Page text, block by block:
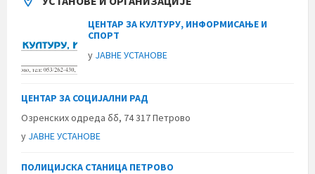
ЦЕНТАР ЗА КУЛТУРУ, ИНФОРМИСАЊЕ И
СПОРТ
у ЈАВНЕ УСТАНОВЕ
ЦЕНТАР ЗА СОЦИЈАЛНИ РАД
Озренских одреда бб, 74 317 Петрово
у ЈАВНЕ УСТАНОВЕ
ПОЛИЦИЈСКА СТАНИЦА ПЕТРОВО